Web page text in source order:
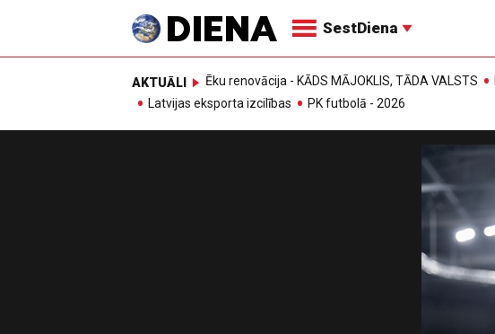
SestDiena
AKTUĀLI Ēku renovācija - KĀDS MĀJOKLIS, TĀDA VALSTS
Latvijas eksporta izcilības
PK futbolā - 2026